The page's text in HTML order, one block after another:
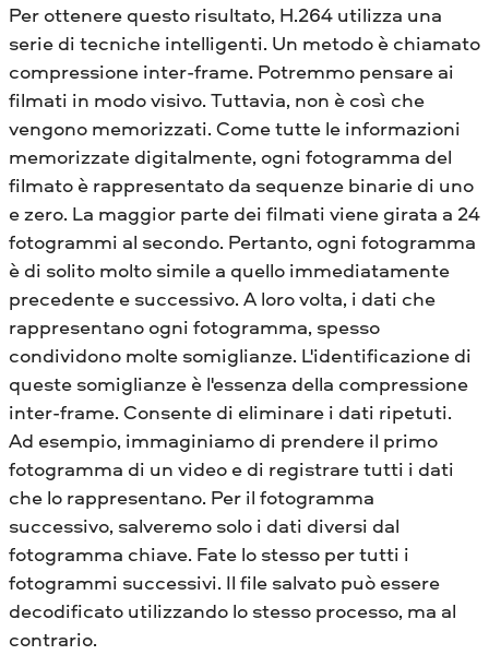
Per ottenere questo risultato, H.264 utilizza una
serie di tecniche intelligenti. Un metodo è chiamato
compressione inter-frame. Potremmo pensare ai
filmati in modo visivo. Tuttavia, non è così che
vengono memorizzati. Come tutte le informazioni
memorizzate digitalmente, ogni fotogramma del
filmato è rappresentato da sequenze binarie di uno
e zero. La maggior parte dei filmati viene girata a 24
fotogrammi al secondo. Pertanto, ogni fotogramma
è di solito molto simile a quello immediatamente
precedente e successivo. A loro volta, i dati che
rappresentano ogni fotogramma, spesso
condividono molte somiglianze. L'identificazione di
queste somiglianze è l'essenza della compressione
inter-frame. Consente di eliminare i dati ripetuti.
Ad esempio, immaginiamo di prendere il primo
fotogramma di un video e di registrare tutti i dati
che lo rappresentano. Per il fotogramma
successivo, salveremo solo i dati diversi dal
fotogramma chiave. Fate lo stesso per tutti i
fotogrammi successivi. Il file salvato può essere
decodificato utilizzando lo stesso processo, ma al
contrario.